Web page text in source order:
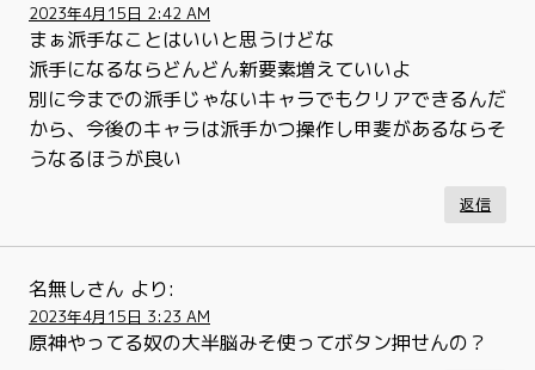
2023年4月15日 2:42 AM
まぁ派手なことはいいと思うけどな
派手になるならどんどん新要素増えていいよ
別に今までの派手じゃないキャラでもクリアできるんだ
から、今後のキャラは派手かつ操作し甲斐があるならそ
うなるほうが良い
返信
名無しさん より:
2023年4月15日 3:23 AM
原神やってる奴の大半脳みそ使ってボタン押せんの？